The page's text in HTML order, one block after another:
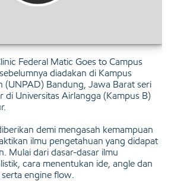
Federal Matic Goes to Campus
diadakan di Kampus
(UNPAD) Bandung, Jawa Barat seri
di Universitas Airlangga (Kampus B)
demi mengasah kemampuan
ilmu pengetahuan yang didapat
Mulai dari dasar-dasar ilmu
cara menentukan ide, angle dan
engine flow.